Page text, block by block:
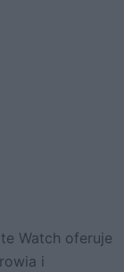
Watch oferuje
i